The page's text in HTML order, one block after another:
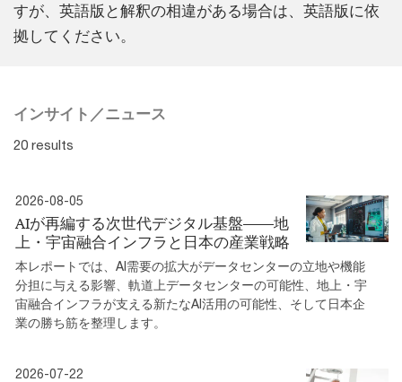
すが、英語版と解釈の相違がある場合は、英語版に依
拠してください。
インサイト／ニュース
20 results
2026-08-05
AIが再編する次世代デジタル基盤――地
上・宇宙融合インフラと日本の産業戦略
本レポートでは、AI需要の拡大がデータセンターの立地や機能
分担に与える影響、軌道上データセンターの可能性、地上・宇
宙融合インフラが支える新たなAI活用の可能性、そして日本企
業の勝ち筋を整理します。
2026-07-22